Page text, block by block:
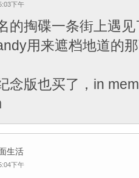
下午
的掏碟一条街上遇见
用来遮档地道的
念版也买了，in
生活
下午